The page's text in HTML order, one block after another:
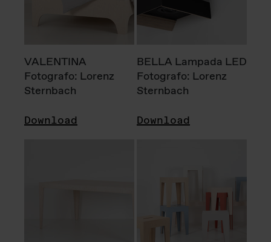
VALENTINA
Fotografo: Lorenz
Sternbach
Download
BELLA Lampada LED
Fotografo: Lorenz
Sternbach
Download